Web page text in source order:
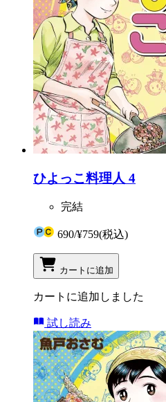
ひよっこ料理人 4
完結
690/¥759(税込)
カートに追加
カートに追加しました
試し読み